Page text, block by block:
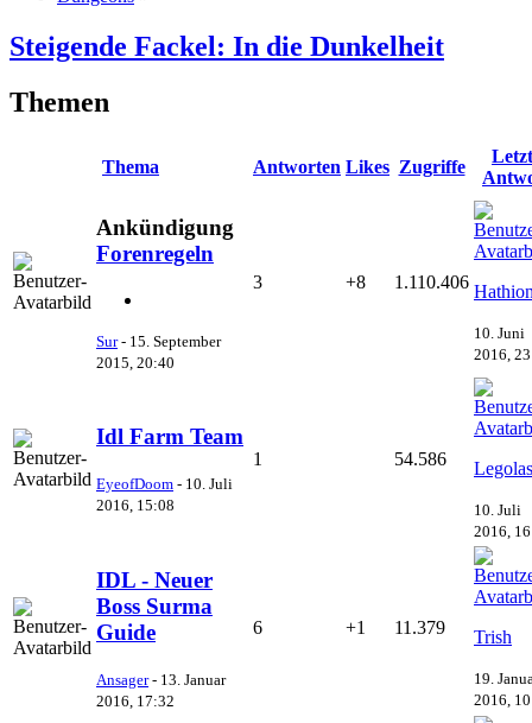
Steigende Fackel: In die Dunkelheit
Themen
Thema Antworten Likes Zugriffe
Ankündigung
Forenregeln
Sur- 15. September
2015, 20:40
3 +8 1.110.406
10. Juni
2016,
Idl Farm Team
EyeofDoom - 10. Juli
2016, 15:08
1 54.586
10. Juli
2016,
IDL - Neuer
Boss Surma
Guide
Ansager- 13. Januar
2016, 17:32
6 +1 11.379 Trish
19.
2016,